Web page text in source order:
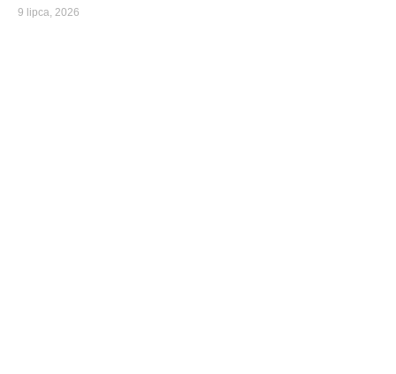
9 lipca, 2026